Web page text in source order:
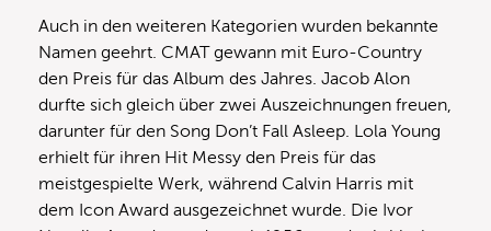
Auch in den weiteren Kategorien wurden bekannte
Namen geehrt. CMAT gewann mit Euro-Country
den Preis für das Album des Jahres. Jacob Alon
durfte sich gleich über zwei Auszeichnungen freuen,
darunter für den Song Don’t Fall Asleep. Lola Young
erhielt für ihren Hit Messy den Preis für das
meistgespielte Werk, während Calvin Harris mit
dem Icon Award ausgezeichnet wurde. Die Ivor